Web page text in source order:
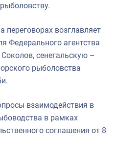
переговорах возглавляет
Федерального агентства
сенегальскую –
рыболовства
взаимодействия в
в рамках
соглашения от 8